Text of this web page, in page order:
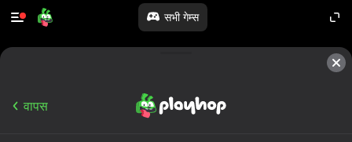
सभी गेम्स
वापस